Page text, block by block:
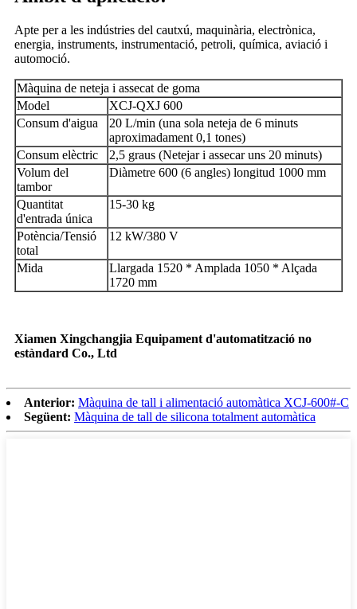
Apte per a les indústries del cautxú, maquinària, electrònica,
energia, instruments, instrumentació, petroli, química, aviació i
automoció.
Màquina de neteja i assecat de goma
Model
XCJ-QXJ 600
Consum d'aigua
20 L/min (una sola neteja de 6 minuts
aproximadament 0,1 tones)
Consum elèctric
2,5 graus (Netejar i assecar uns 20 minuts)
Volum del
tambor
Diàmetre 600 (6 angles) longitud 1000 mm
Quantitat
d'entrada única
15-30 kg
Potència/Tensió
total
12 kW/380 V
Mida
Llargada 1520 * Amplada 1050 * Alçada
1720 mm
Xiamen Xingchangjia Equipament d'automatització no
estàndard Co., Ltd
Anterior: Màquina de tall i alimentació automàtica XCJ-600#-C
Següent: Màquina de tall de silicona totalment automàtica